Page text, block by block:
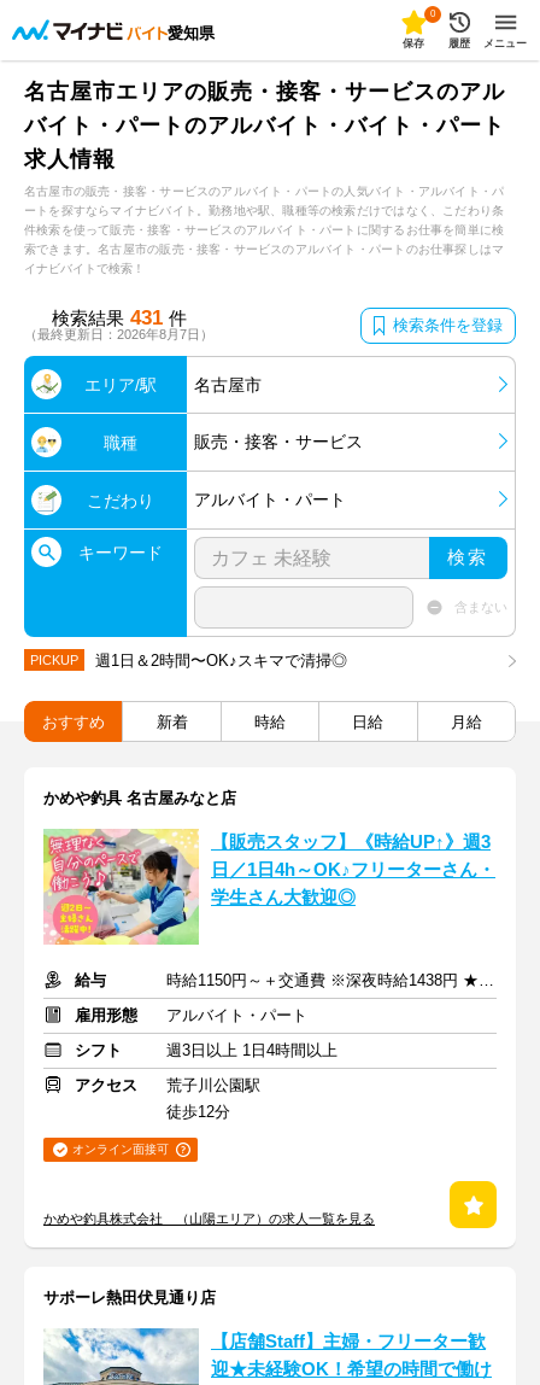
愛知県
0
保存 履歴 メニュー
名古屋市エリアの販売・接客・サービスのアル
バイト・パートのアルバイト・バイト・パート
求人情報
名古屋市の販売・接客・サービスのアルバイト・パートの人気バイト・アルバイト・パ
ートを探すならマイナビバイト。勤務地や駅、職種等の検索だけではなく、こだわり条
件検索を使って販売・接客・サービスのアルバイト・パートに関するお仕事を簡単に検
索できます。名古屋市の販売・接客・サービスのアルバイト・パートのお仕事探しはマ
イナビバイトで検索！
検索結果 431 件
（最終更新日：2026年8月7日） 検索条件を登録
エリア/駅 名古屋市
職種 販売・接客・サービス
こだわり アルバイト・パート
キーワード 検索
含まない
PICKUP 週1日＆2時間〜OK♪スキマで清掃◎
おすすめ 新着 時給 日給 月給
かめや釣具 名古屋みなと店
【販売スタッフ】《時給UP↑》週3
日／1日4h～OK♪フリーターさん・
学生さん大歓迎◎
給与
時給1150円～＋交通費 ※深夜時給1438円 ★1分単位で時給支給
雇用形態
アルバイト・パート
シフト
週3日以上 1日4時間以上
アクセス
荒子川公園駅
徒歩12分
オンライン面接可
かめや釣具株式会社 （山陽エリア）の求人一覧を見る
サポーレ熱田伏見通り店
【店舗Staff】主婦・フリーター歓
迎★未経験OK！希望の時間で働け